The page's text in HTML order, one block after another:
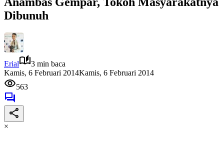
Dibunuh
Erial
3 min baca
Kamis, 6 Februari 2014Kamis, 6 Februari 2014
563
×